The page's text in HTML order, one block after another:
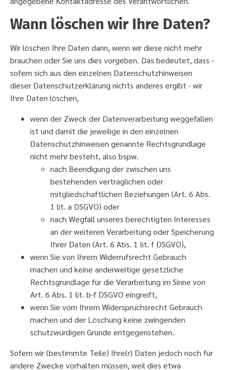
Wann löschen wir Ihre Daten?
Wir löschen Ihre Daten dann, wenn wir diese nicht mehr
brauchen oder Sie uns dies vorgeben. Das bedeutet, dass -
sofern sich aus den einzelnen Datenschutzhinweisen
dieser Datenschutzerklärung nichts anderes ergibt - wir
Ihre Daten löschen,
wenn der Zweck der Datenverarbeitung weggefallen
ist und damit die jeweilige in den einzelnen
Datenschutzhinweisen genannte Rechtsgrundlage
nicht mehr besteht, also bspw.
nach Beendigung der zwischen uns
bestehenden vertraglichen oder
mitgliedschaftlichen Beziehungen (Art. 6 Abs.
1 lit. a DSGVO) oder
nach Wegfall unseres berechtigten Interesses
an der weiteren Verarbeitung oder Speicherung
Ihrer Daten (Art. 6 Abs. 1 lit. f DSGVO),
wenn Sie von Ihrem Widerrufsrecht Gebrauch
machen und keine anderweitige gesetzliche
Rechtsgrundlage für die Verarbeitung im Sinne von
Art. 6 Abs. 1 lit. b-f DSGVO eingreift,
wenn Sie vom Ihrem Widerspruchsrecht Gebrauch
machen und der Löschung keine zwingenden
schutzwürdigen Gründe entgegenstehen.
Sofern wir (bestimmte Teile) Ihre(r) Daten jedoch noch für
andere Zwecke vorhalten müssen, weil dies etwa